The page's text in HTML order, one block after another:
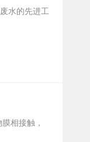
水的先进工
相接触，